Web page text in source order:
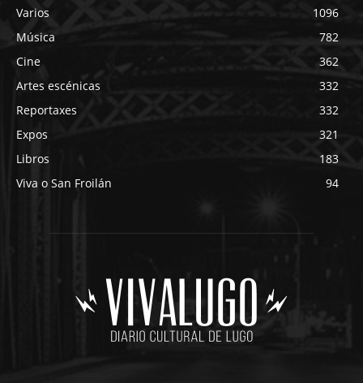
Varios
1096
Música
782
Cine
362
Artes escénicas
332
Reportaxes
332
Expos
321
Libros
183
Viva o San Froilán
94